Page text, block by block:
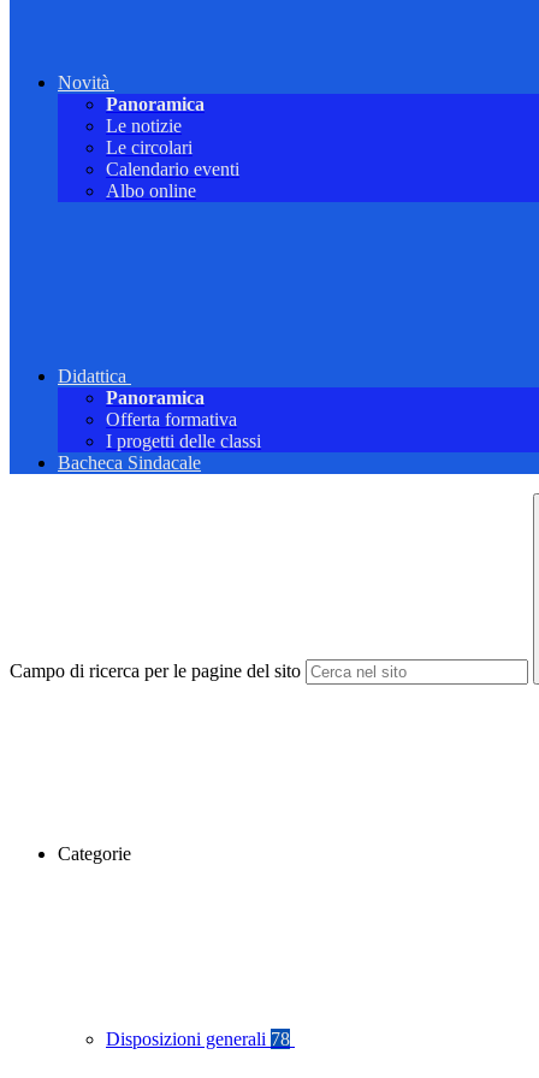
Novità
Panoramica
Le notizie
Le circolari
Calendario eventi
Albo online
Didattica
Panoramica
Offerta formativa
I progetti delle classi
Bacheca Sindacale
Campo di ricerca per le pagine del sito
Categorie
Disposizioni generali 78